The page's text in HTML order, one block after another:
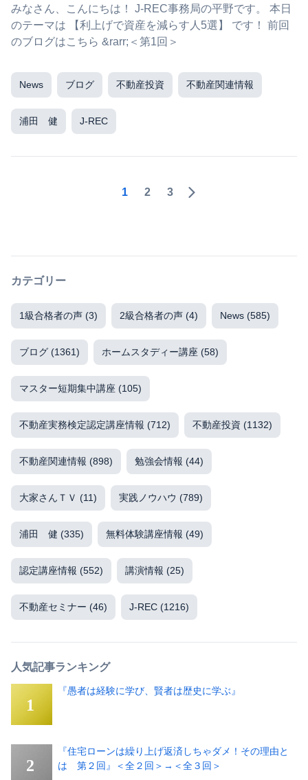
みなさん、こんにちは！ J-REC事務局の平野です。 本日
のテーマは 【利上げで資産を減らす人5選】 です！ 前回
のブログはこちら &rarr;＜第1回＞
News ブログ 不動産投資 不動産関連情報
浦田 健 J-REC
1 2 3
カテゴリー
1級合格者の声 (3) 2級合格者の声 (4) News (585)
ブログ (1361) ホームスタディー講座 (58)
マスター短期集中講座 (105)
不動産実務検定認定講座情報 (712) 不動産投資 (1132)
不動産関連情報 (898) 勉強会情報 (44)
大家さんＴＶ (11) 実践ノウハウ (789)
浦田 健 (335) 無料体験講座情報 (49)
認定講座情報 (552) 講演情報 (25)
不動産セミナー (46) J-REC (1216)
人気記事ランキング
『愚者は経験に学び、賢者は歴史に学ぶ』
『住宅ローンは繰り上げ返済しちゃダメ！その理由と
は 第２回』＜全２回＞→＜全３回＞